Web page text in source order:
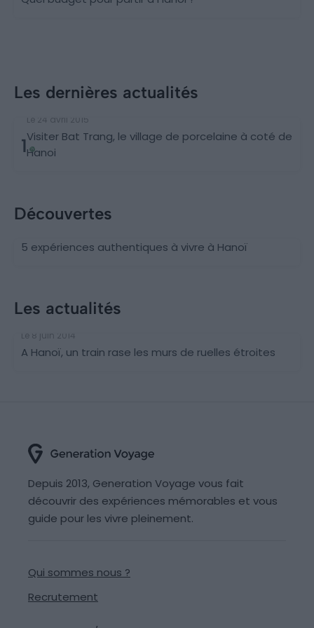
Les dernières actualités
1
Le 24 avril 2015
Visiter Bat Trang, le village de porcelaine à coté de
Hanoi
Découvertes
5 expériences authentiques à vivre à Hanoï
Les actualités
Le 8 juin 2014
A Hanoï, un train rase les murs de ruelles étroites
Depuis 2013, Generation Voyage vous fait
découvrir des expériences mémorables et vous
guide pour les vivre pleinement.
Qui sommes nous ?
Recrutement